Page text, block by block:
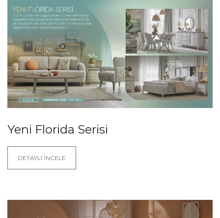
Yeni Florida Serisi
DETAYLI İNCELE